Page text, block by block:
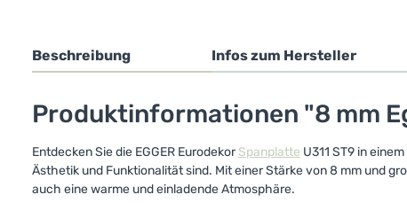
Beschreibung Infos zum Hersteller
Produktinformationen "8 mm
Entdecken Sie die EGGER EurodekorSpanplatte U311 ST9 in
Ästhetik und Funktionalität sind. Mit einer Stärke von 8 mm und
auch eine warme und einladende Atmosphäre.